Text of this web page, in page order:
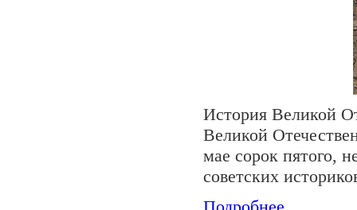
История Великой
Великой
мае сорок пятого,
советских